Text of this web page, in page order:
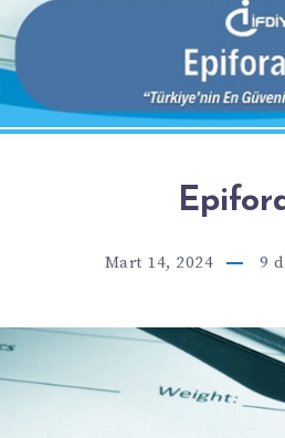
Mart 14, 2024 9